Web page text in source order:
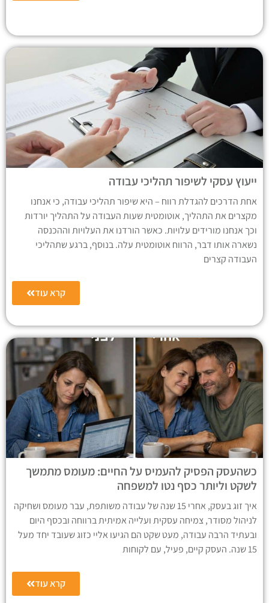
ייעוץ עסקי לשיפור תהליכי עבודה
אחת הדרכים להגדלת רווח – היא שיפור תהליכי עבודה, כי אנחנו
מקצרים את התהליך, אוטומטית שעות העבודה על התהליך יורדות
וכך אנחנו מורידים עלויות. כאשר הורדנו את העלויות וההכנסה
נשארה אותו דבר, הרווח אוטומטית עלה. בנוסף, ברגע שתהליכי
העבודה קצרים
קרא עוד
כשהעסק הפסיק להעמיס על החיים: מעומס מתמשך
לשקט וליותר כסף נטו למשפחה
איך זוג בעסק, אחרי 15 שנה של עבודה משותפת, עבר מעומס ושחיקה
לניהול מסודר, צמיחה עסקית ועלייה אמיתית ברווחה ובכסף היום
ובעתיד הרבה עבודה, מעט שקט הם הגיעו אליי כזוג שעובד יחד מעל
15 שנה. העסק קיים, פעיל, עם לקוחות
קרא עוד